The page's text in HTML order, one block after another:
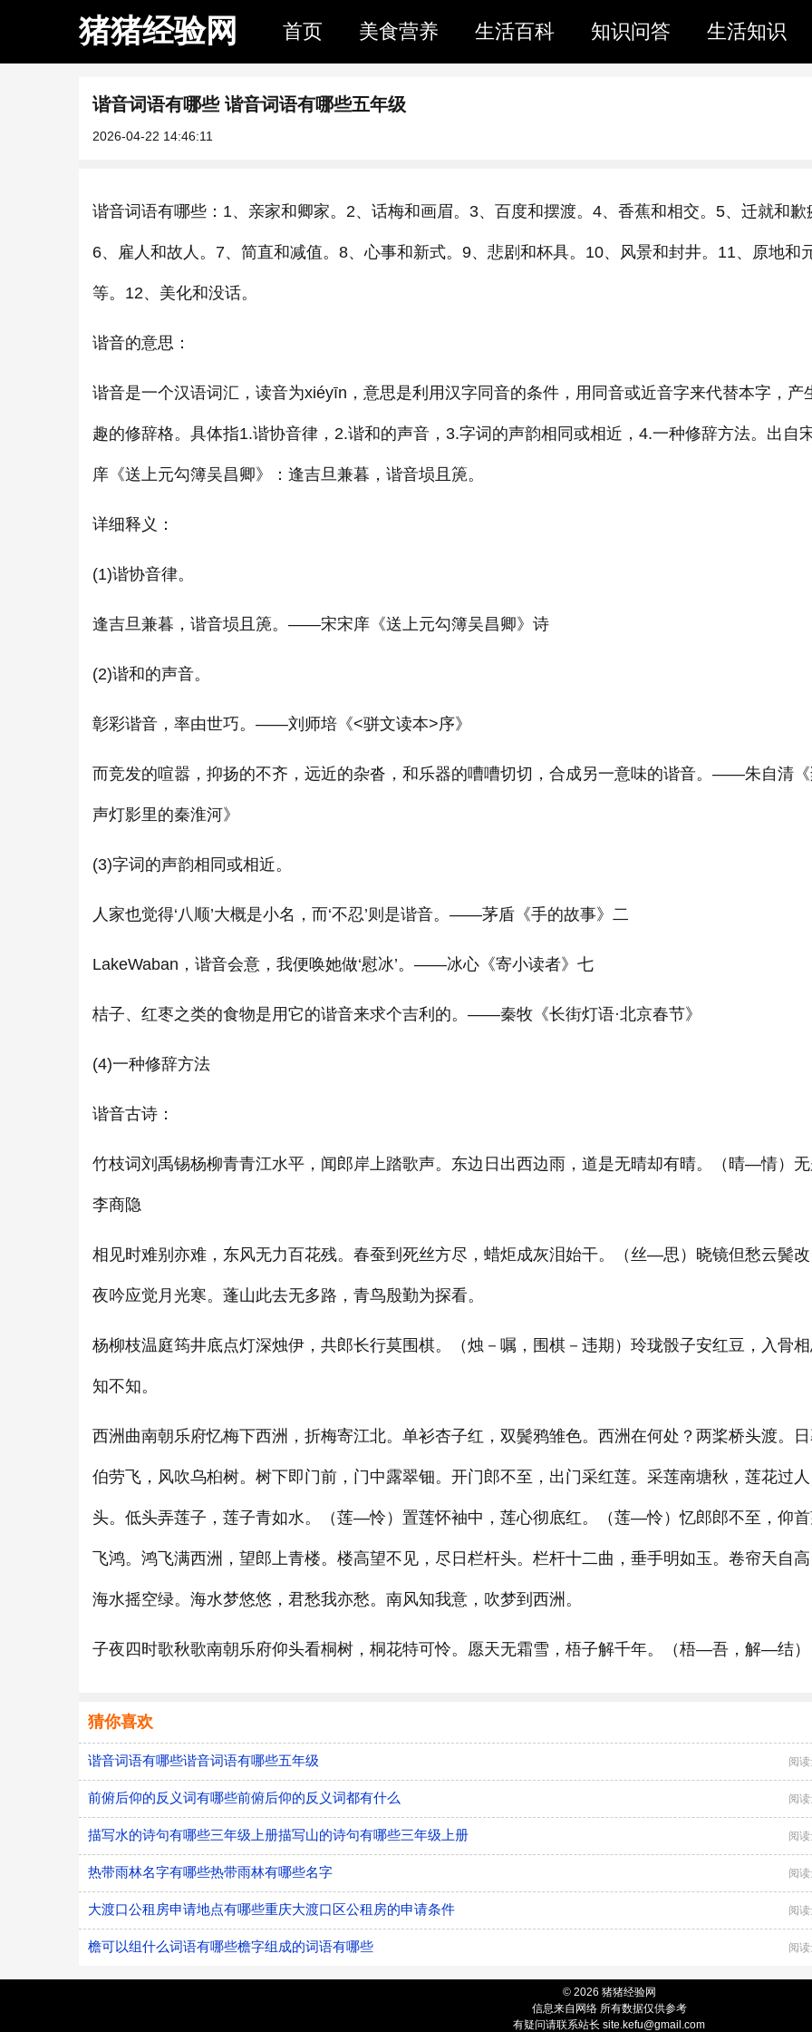
猪猪经验网 首页 美食营养 生活百科 知识问答 生活知识
谐音词语有哪些 谐音词语有哪些五年级
2026-04-22 14:46:11
谐音词语有哪些：1、亲家和卿家。2、话梅和画眉。3、百度和摆渡。4、香蕉和相交。5、迁就和歉
6、雇人和故人。7、简直和减值。8、心事和新式。9、悲剧和杯具。10、风景和封井。11、原地和
等。12、美化和没话。
谐音的意思：
谐音是一个汉语词汇，读音为xiéyīn，意思是利用汉字同音的条件，用同音或近音字来代替本字，产
趣的修辞格。具体指1.谐协音律，2.谐和的声音，3.字词的声韵相同或相近，4.一种修辞方法。出自
庠《送上元勾簿吴昌卿》：逢吉旦兼暮，谐音埙且箎。
详细释义：
(1)谐协音律。
逢吉旦兼暮，谐音埙且箎。——宋宋庠《送上元勾簿吴昌卿》诗
(2)谐和的声音。
彰彩谐音，率由世巧。——刘师培《<骈文读本>序》
而竞发的喧嚣，抑扬的不齐，远近的杂沓，和乐器的嘈嘈切切，合成另一意味的谐音。——朱自清
声灯影里的秦淮河》
(3)字词的声韵相同或相近。
人家也觉得‘八顺’大概是小名，而‘不忍’则是谐音。——茅盾《手的故事》二
LakeWaban，谐音会意，我便唤她做‘慰冰’。——冰心《寄小读者》七
桔子、红枣之类的食物是用它的谐音来求个吉利的。——秦牧《长街灯语·北京春节》
(4)一种修辞方法
谐音古诗：
竹枝词刘禹锡杨柳青青江水平，闻郎岸上踏歌声。东边日出西边雨，道是无晴却有晴。（晴—情）
李商隐
相见时难别亦难，东风无力百花残。春蚕到死丝方尽，蜡炬成灰泪始干。（丝—思）晓镜但愁云鬓
夜吟应觉月光寒。蓬山此去无多路，青鸟殷勤为探看。
杨柳枝温庭筠井底点灯深烛伊，共郎长行莫围棋。（烛－嘱，围棋－违期）玲珑骰子安红豆，入骨
知不知。
西洲曲南朝乐府忆梅下西洲，折梅寄江北。单衫杏子红，双鬓鸦雏色。西洲在何处？两桨桥头渡。
伯劳飞，风吹乌桕树。树下即门前，门中露翠钿。开门郎不至，出门采红莲。采莲南塘秋，莲花过人
头。低头弄莲子，莲子青如水。（莲—怜）置莲怀袖中，莲心彻底红。（莲—怜）忆郎郎不至，仰
飞鸿。鸿飞满西洲，望郎上青楼。楼高望不见，尽日栏杆头。栏杆十二曲，垂手明如玉。卷帘天自
海水摇空绿。海水梦悠悠，君愁我亦愁。南风知我意，吹梦到西洲。
子夜四时歌秋歌南朝乐府仰头看桐树，桐花特可怜。愿天无霜雪，梧子解千年。（梧—吾，解—结）
猜你喜欢
谐音词语有哪些谐音词语有哪些五年级 阅
前俯后仰的反义词有哪些前俯后仰的反义词都有什么 阅
描写水的诗句有哪些三年级上册描写山的诗句有哪些三年级上册 阅
热带雨林名字有哪些热带雨林有哪些名字 阅
大渡口公租房申请地点有哪些重庆大渡口区公租房的申请条件 阅
檐可以组什么词语有哪些檐字组成的词语有哪些 阅
© 2026 猪猪经验网
信息来自网络 所有数据仅供参考
有疑问请联系站长 site.kefu@gmail.com